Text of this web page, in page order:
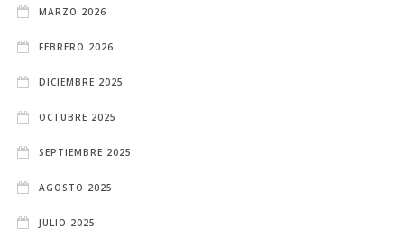
MARZO 2026
FEBRERO 2026
DICIEMBRE 2025
OCTUBRE 2025
SEPTIEMBRE 2025
AGOSTO 2025
JULIO 2025